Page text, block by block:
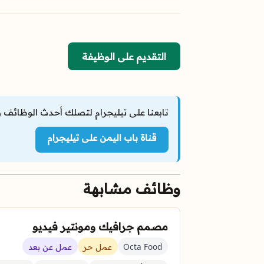
التقديم على الوظيفة
تابعنا على تيليجرام لتصلك أحدث الوظائف
قناة باب اليمن على تيليجرام
وظائف مشابهة
مصمم جرافيك ومونتير فيديو
Octa Food عمل حر عمل عن بعد